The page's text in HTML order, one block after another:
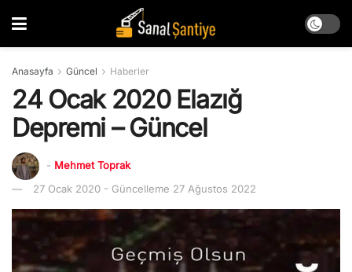
Anasayfa Güncel Haberler
24 Ocak 2020 Elazığ
Depremi – Güncel
- Mehmet Toprak
27 Ocak 2020 - Güncelleme 27 Ağustos 2022